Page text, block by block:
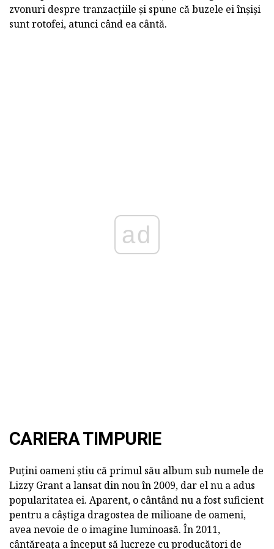
zvonuri despre tranzacțiile și spune că buzele ei înșiși
sunt rotofei, atunci când ea cântă.
ad
CARIERA TIMPURIE
Puțini oameni știu că primul său album sub numele de
Lizzy Grant a lansat din nou în 2009, dar el nu a adus
popularitatea ei. Aparent, o cântând nu a fost suficient
pentru a câștiga dragostea de milioane de oameni,
avea nevoie de o imagine luminoasă. În 2011,
cântăreața a început să lucreze cu producători de